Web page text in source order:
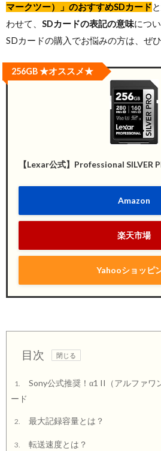
マークツー）
」のおすすめSDカード
わせて、 SDカードの表記の意味につ
SDカードの購入でお悩みの方は、ぜ
【Lexar公式】Professional SILVER
Amazon
楽天市場
Yahooショッピ
256GB ★オススメ★
目次
1.
Sony公式推奨！α1 II（アルファワ
ード
2. 最大記録容量とは？
3. 転送速度とは？